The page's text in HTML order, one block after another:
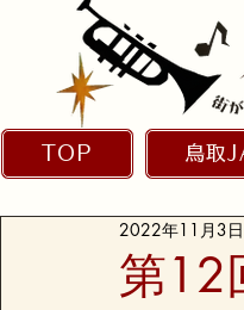
TOP 鳥取
第12
2022年11月3日